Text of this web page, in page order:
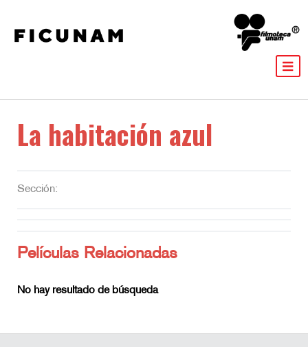
La habitación azul
Sección:
Películas Relacionadas
No hay resultado de búsqueda